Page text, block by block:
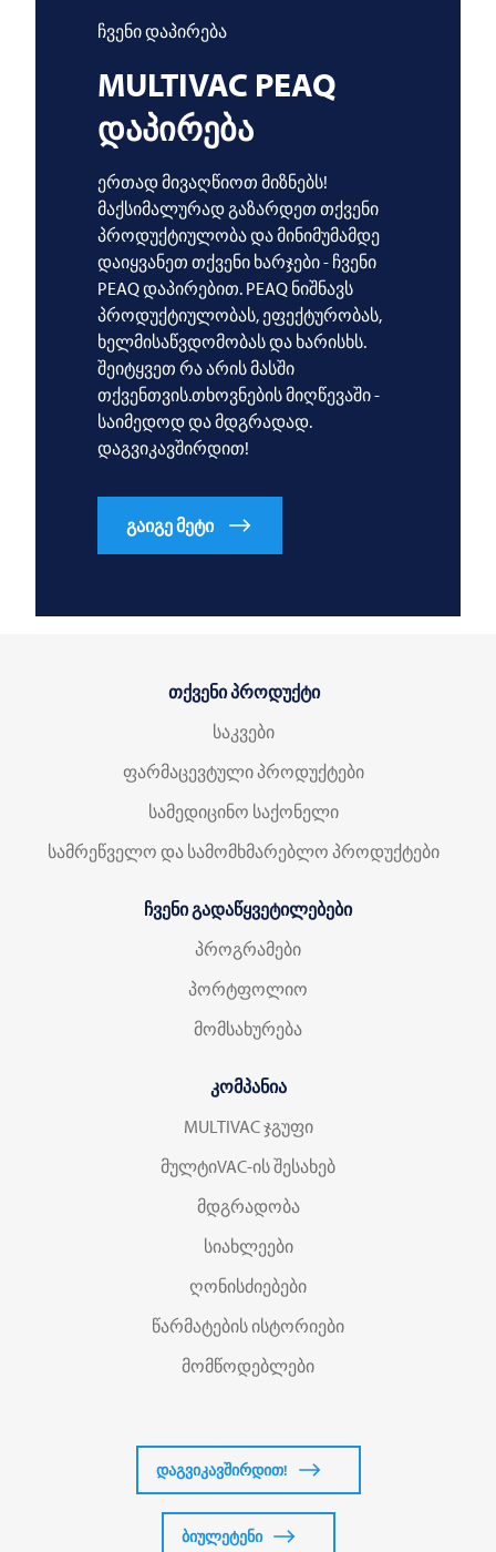
ჩვენი დაპირება
MULTIVAC PEAQ
დაპირება
ერთად მივაღწიოთ მიზნებს!
მაქსიმალურად გაზარდეთ თქვენი
პროდუქტიულობა და მინიმუმამდე
დაიყვანეთ თქვენი ხარჯები - ჩვენი
PEAQ დაპირებით. PEAQ ნიშნავს
პროდუქტიულობას, ეფექტურობას,
ხელმისაწვდომობას და ხარისხს.
შეიტყვეთ რა არის მასში
თქვენთვის.თხოვნების მიღწევაში -
საიმედოდ და მდგრადად.
დაგვიკავშირდით!
გაიგე მეტი
თქვენი პროდუქტი
საკვები
ფარმაცევტული პროდუქტები
სამედიცინო საქონელი
სამრეწველო და სამომხმარებლო პროდუქტები
ჩვენი გადაწყვეტილებები
პროგრამები
პორტფოლიო
მომსახურება
კომპანია
MULTIVAC ჯგუფი
მულტიVAC-ის შესახებ
მდგრადობა
სიახლეები
ღონისძიებები
წარმატების ისტორიები
მომწოდებლები
დაგვიკავშირდით!
ბიულეტენი